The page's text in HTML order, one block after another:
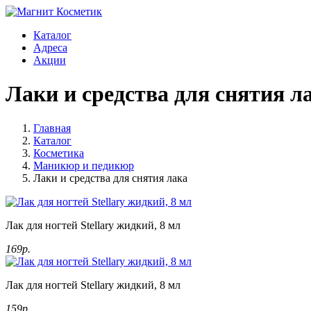
Каталог
Адреса
Акции
Лаки и средства для снятия
Главная
Каталог
Косметика
Маникюр и педикюр
Лаки и средства для снятия лака
Лак для ногтей Stellary жидкий, 8 мл
169р.
Лак для ногтей Stellary жидкий, 8 мл
159р.